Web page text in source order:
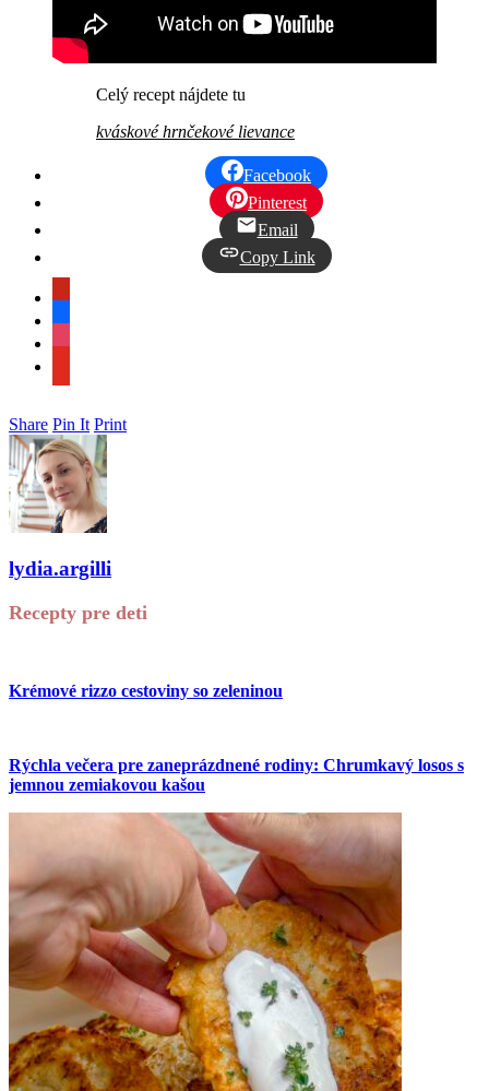
Celý recept nájdete tu
kváskové hrnčekové lievance
Facebook
Pinterest
Email
Copy Link
Share Pin It Print
lydia.argilli
Recepty pre deti
Krémové rizzo cestoviny so zeleninou
Rýchla večera pre zaneprázdnené rodiny: Chrumkavý losos s
jemnou zemiakovou kašou